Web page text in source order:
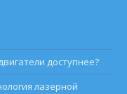
доступнее?
лазерной